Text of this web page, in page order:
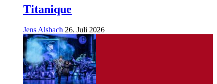
Titanique
Jens Alsbach 26. Juli 2026